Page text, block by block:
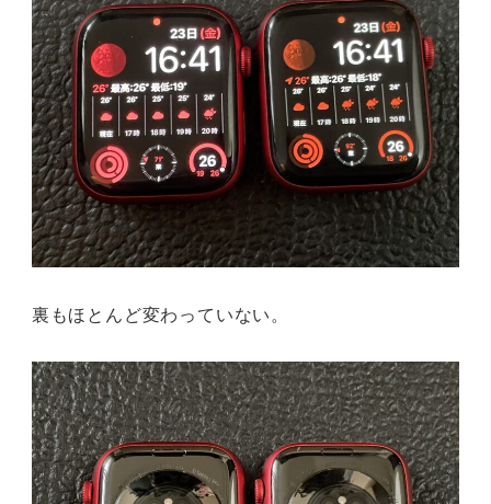
裏もほとんど変わっていない。